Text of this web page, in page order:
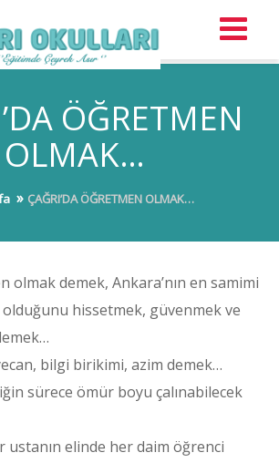
ÖĞRETMEN
OLMAK…
ÇAĞRI’DA ÖĞRETMEN OLMAK…
olmak demek, Ankara’nın en samimi
hissetmek, güvenmek ve
bilgi birikimi, azim demek…
sürece ömür boyu çalınabilecek
ustanın elinde her daim öğrenci